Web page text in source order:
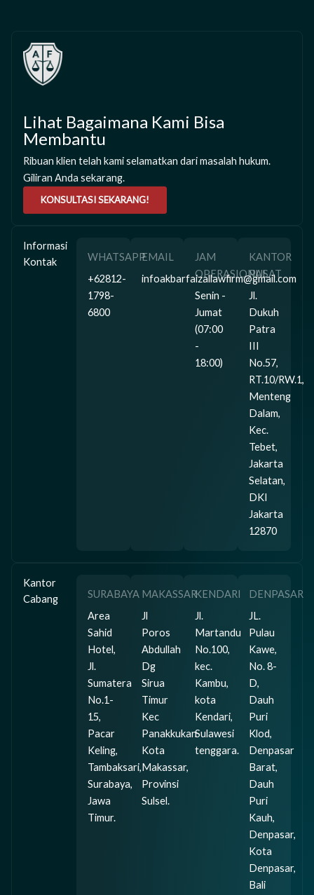
Lihat Bagaimana Kami Bisa
Membantu
Ribuan klien telah kami selamatkan dari masalah hukum.
Giliran Anda sekarang.
KONSULTASI SEKARANG!
Informasi
Kontak
WHATSAPP
+62812-
1798-
6800
EMAIL
infoakbarfaizallawfirm@gmail.com
JAM
OPERASIONAL
Senin -
Jumat
(07:00
-
18:00)
KANTOR
PUSAT
Jl.
Dukuh
Patra
III
No.57,
RT.10/RW.1,
Menteng
Dalam,
Kec.
Tebet,
Jakarta
Selatan,
DKI
Jakarta
12870
Kantor
Cabang
SURABAYA
Area
Sahid
Hotel,
Jl.
Sumatera
No.1-
15,
Pacar
Keling,
Tambaksari,
Surabaya,
Jawa
Timur.
MAKASSAR
Jl
Poros
Abdullah
Dg
Sirua
Timur
Kec
Panakkukan
Kota
Makassar,
Provinsi
Sulsel.
KENDARI
Jl.
Martandu
No.100,
kec.
Kambu,
kota
Kendari,
Sulawesi
tenggara.
DENPASAR
JL.
Pulau
Kawe,
No. 8-
D,
Dauh
Puri
Klod,
Denpasar
Barat,
Dauh
Puri
Kauh,
Denpasar,
Kota
Denpasar,
Bali